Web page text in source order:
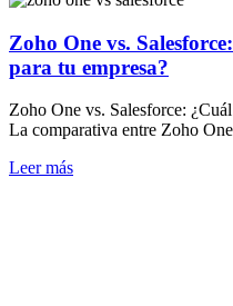
Zoho One vs.
para tu empresa?
Zoho One vs. Salesforce:
La comparativa entre Zoho
Leer más